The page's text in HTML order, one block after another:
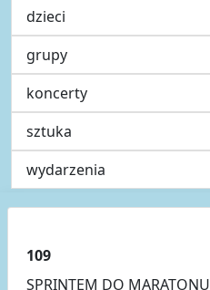
dzieci
grupy
koncerty
sztuka
wydarzenia
109
SPRINTEM DO MARATONU